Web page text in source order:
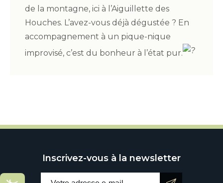
de la montagne, ici à l’Aiguillette des
Houches. L’avez-vous déjà dégustée ? En
accompagnement à un pique-nique
improvisé, c’est du bonheur à l’état pur.
Inscrivez-vous à la newsletter